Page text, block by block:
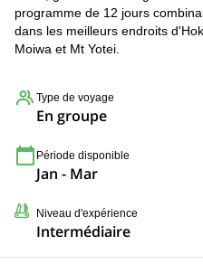
programme de 12 jours
dans les meilleurs endroits
Moiwa et Mt Yotei.
Type de voyage
En groupe
Période disponible
Jan - Mar
Niveau d'expérience
Intermédiaire